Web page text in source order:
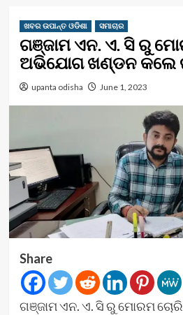
ଖବର ଉପାନ୍ତ ଓଡିଶା ସମାଚାର
ଗଞ୍ଜାମ ଏନ. ଏ. ସି ରୁ
ଅଭିଯୋଗ ଖଣ୍ଡନ କଲେ
upanta odisha June 1, 2023
Share
ଗଞ୍ଜାମ ଏନ. ଏ. ସି ରୁ ମୋରମ